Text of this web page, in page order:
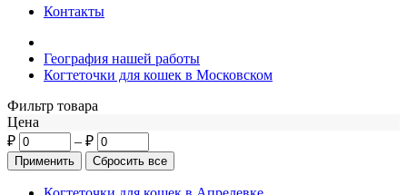
Контакты
География нашей работы
Когтеточки для кошек в Московском
Фильтр товара
Цена
₽
– ₽